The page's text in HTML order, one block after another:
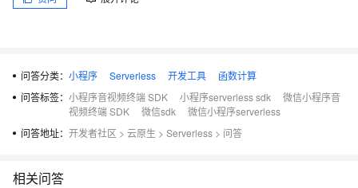
问答分类： 小程序 Serverless 开发工具
函数计算
问答标签： 小程序音视频终端 SDK 小程序serverless sdk
微信小程序音
视频终端 SDK
微信sdk
微信小程序serverless
问答地址： 开发者社区 > 云原生 > Serverless > 问答
相关问答